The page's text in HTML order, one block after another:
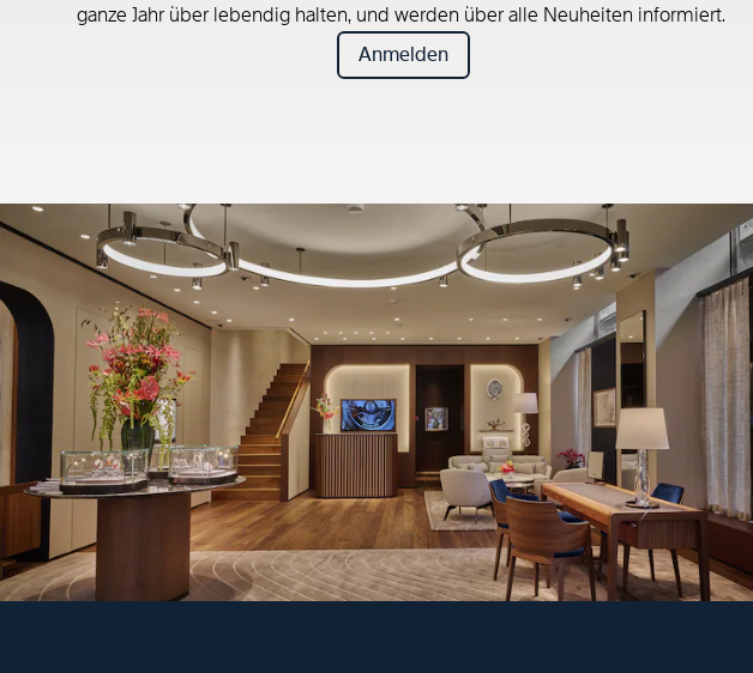
ganze Jahr über lebendig halten, und werden über alle Neuheiten informiert.
Anmelden